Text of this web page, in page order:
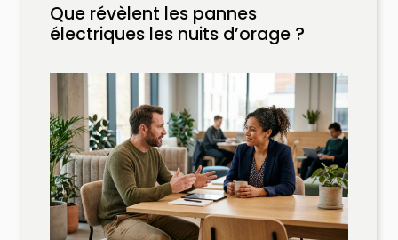
Que révèlent les pannes
électriques les nuits d’orage ?